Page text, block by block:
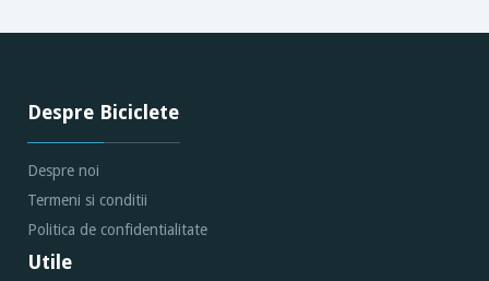
Despre Biciclete
Despre noi
Termeni si conditii
Politica de confidentialitate
Utile